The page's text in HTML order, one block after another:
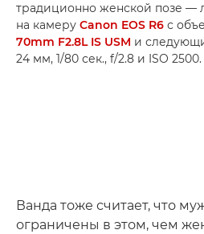
традиционно женской позе —
на камеру Canon EOS R6 с
70mm F2.8L IS USM и
24 мм, 1/80 сек., f/2.8 и ISO
Ванда тоже считает, что
ограничены в этом, чем